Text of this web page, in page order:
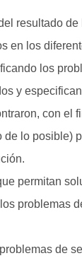
resultado de
en los
los
y
con el
de lo posible)
permitan
problemas
de